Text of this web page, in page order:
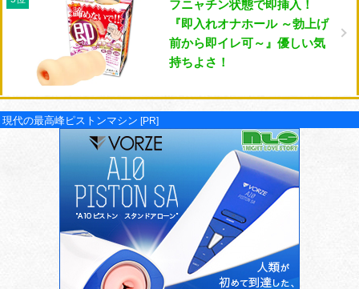
フニャチン状態で即挿入！
『即入れオナホール ～勃上げ
前から即イレ可～』優しい気
持ちよさ！
現代の最高峰ピストンマシン